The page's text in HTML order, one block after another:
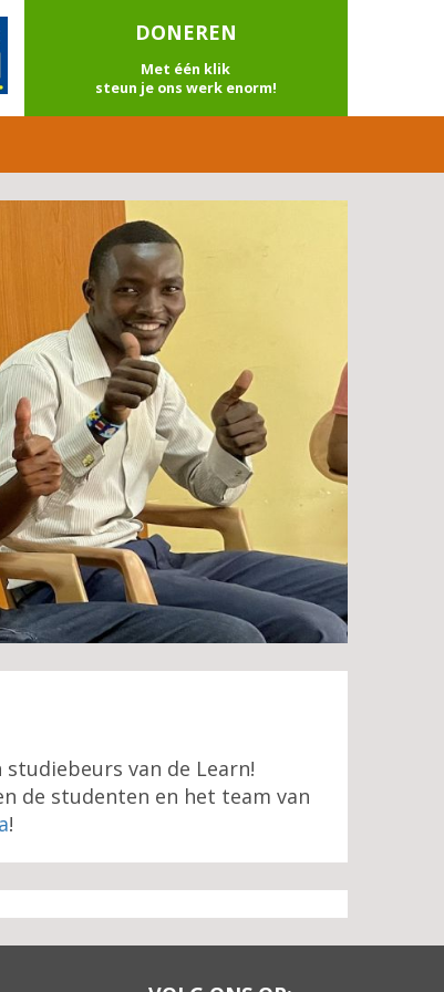
DONEREN
Met één klik
steun je ons werk enorm!
van de Learn!
de studenten en het team van
!